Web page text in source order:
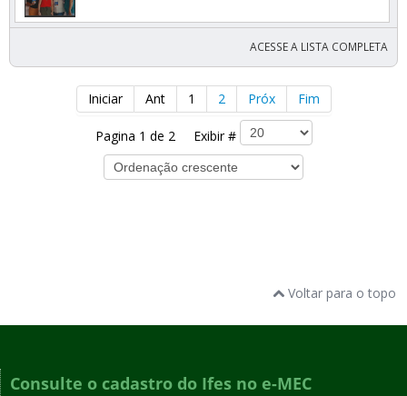
ACESSE A LISTA COMPLETA
Iniciar Ant 1 2 Próx Fim
Pagina 1 de 2 Exibir #
Voltar para o topo
Consulte o cadastro do Ifes no e-MEC